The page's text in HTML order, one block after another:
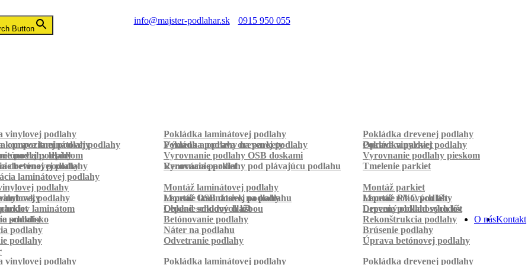
info@majster-podlahar.sk
0915 950 055
Button
vinylovej podlahy Pokládka laminátovej podlahy
Pokládka drevenej podlahy
kompozitnej podlahy Pokládka podlahy na parkety Pokládka parkiet
oprava laminátovej podlahy Výmena a oprava drevenej podlahy
Oprava vinylovej podlahy
podlahy
podlahy lepidlom Vyrovnanie podlahy OSB doskami
Vyrovnanie podlahy pieskom
betónovej podlahy Vyrovnanie podlahy pod plávajúcu podlahu
drevenej podlahy Renovácia parkiet
Tmelenie parkiet
laminátovej podlahy
podlahy Montáž laminátovej podlahy
Montáž parkiet
Montáž OSB dosiek na podlahu
Montáž rohových líšt
podlahy Lepenie laminátovej podlahy
Lepenie PVC podlahy
Lepenie soklových líšt Lepenie podlahových líšt
laminátom Obklad schodov dlažbou
Drevený obklad schodov
schodisko
podlahy Betónovanie podlahy
Rekonštrukcia podlahy
podlahy Náter na podlahu
Brúsenie podlahy
podlahy Odvetranie podlahy
Úprava betónovej podlahy
Kontakt
O nás
vinylovej podlahy Pokládka laminátovej podlahy
Pokládka drevenej podlahy